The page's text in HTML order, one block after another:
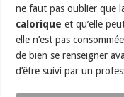
ne faut pas oublier que
calorique et qu’elle
elle n’est pas
de bien se renseigner
d’être suivi par un